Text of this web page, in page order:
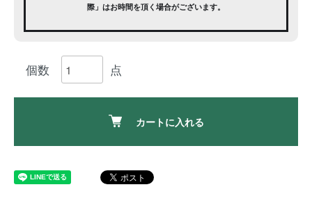
際」はお時間を頂く場合がございます。
カートに入れる